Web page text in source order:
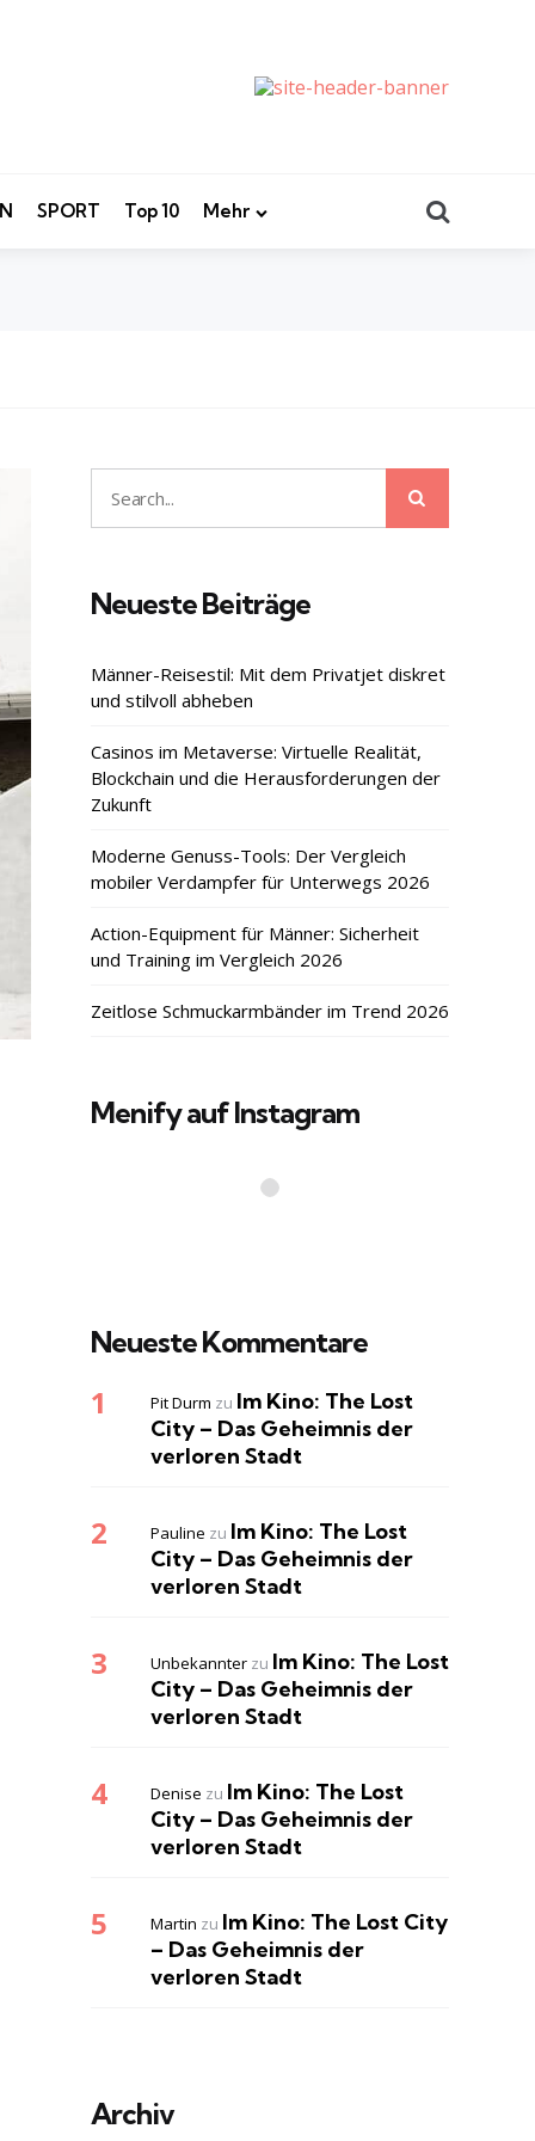
SPORT Top 10 Mehr
Search
for:
Neueste Beiträge
Männer-Reisestil: Mit dem Privatjet diskret
und stilvoll abheben
Casinos im Metaverse: Virtuelle Realität,
Blockchain und die Herausforderungen der
Zukunft
Moderne Genuss-Tools: Der Vergleich
mobiler Verdampfer für Unterwegs 2026
Action-Equipment für Männer: Sicherheit
und Training im Vergleich 2026
Zeitlose Schmuckarmbänder im Trend 2026
Menify auf Instagram
Neueste Kommentare
Pit Durm zu Im Kino: The Lost
City – Das Geheimnis der
verloren Stadt
Pauline zu Im Kino: The Lost
City – Das Geheimnis der
verloren Stadt
Unbekannter zu Im Kino: The Lost
City – Das Geheimnis der
verloren Stadt
Denise zu Im Kino: The Lost
City – Das Geheimnis der
verloren Stadt
Martin zu Im Kino: The Lost City
– Das Geheimnis der
verloren Stadt
Archiv